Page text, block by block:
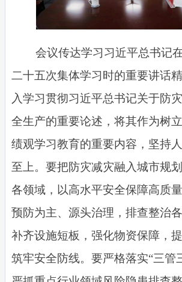
会议传达学习习近平总书记在
二十五次集体学习时的重要讲话
入学习贯彻习近平总书记关于防
全生产的重要论述，将其作为树
绩观学习教育的重要内容，坚持
至上。要把防灾减灾融入城市规
各领域，以高水平安全保障高质
预防为主、源头治理，排查整治
补齐设施短板，强化物资保障，
筑牢安全防线。要严格落实“三管